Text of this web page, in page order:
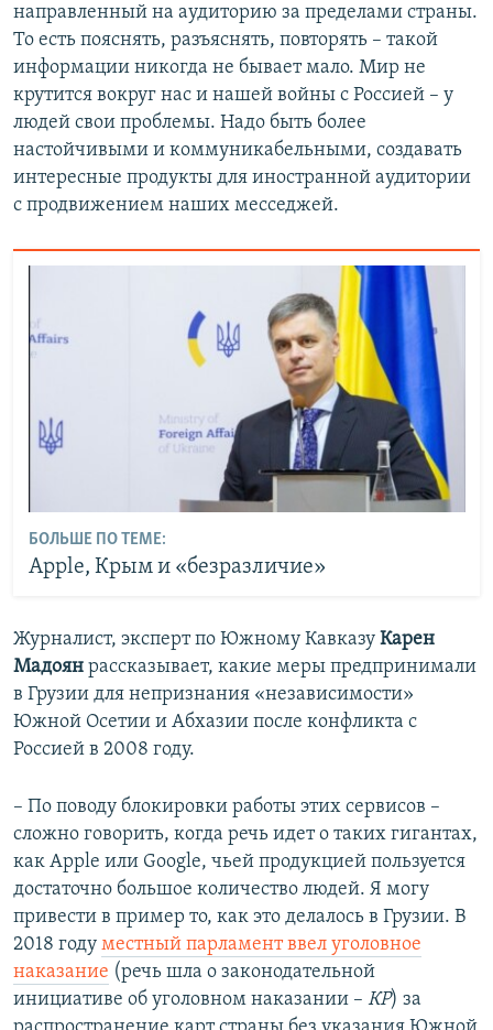
направленный на аудиторию за пределами страны.
То есть пояснять, разъяснять, повторять – такой
информации никогда не бывает мало. Мир не
крутится вокруг нас и нашей войны с Россией – у
людей свои проблемы. Надо быть более
настойчивыми и коммуникабельными, создавать
интересные продукты для иностранной аудитории
с продвижением наших месседжей.
БОЛЬШЕ ПО ТЕМЕ:
Apple, Крым и «безразличие»
Журналист, эксперт по Южному Кавказу Карен
Мадоян рассказывает, какие меры предпринимали
в Грузии для непризнания «независимости»
Южной Осетии и Абхазии после конфликта с
Россией в 2008 году.
– По поводу блокировки работы этих сервисов –
сложно говорить, когда речь идет о таких гигантах,
как Apple или Google, чьей продукцией пользуется
достаточно большое количество людей. Я могу
привести в пример то, как это делалось в Грузии. В
2018 году местный парламент ввел уголовное
наказание (речь шла о законодательной
инициативе об уголовном наказании – КР) за